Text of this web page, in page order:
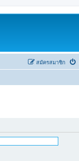
สมัครสมาชิก